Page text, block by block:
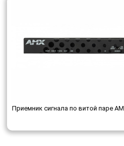
Приемник сигнала по витой паре